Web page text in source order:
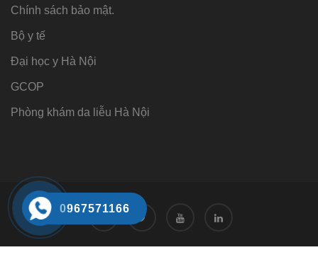
Chính sách bảo mật.
Bộ y tế
Đại học y Hà Nội
GCOP
Phòng khám da liễu Hà Nội
0967571166